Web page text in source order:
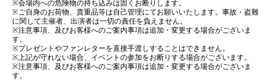
※会場内への危険物の持ち込みは固くお断りします。
※ご自身のお荷物、貴重品等は自己管理にてお願いいたします。事故・盗難
に関して主催者、出演者は一切の責任を負えません。
※注意事項、及びお客様へのご案内事項は追加・変更する場合がございま
す。
※プレゼントやファンレターを直接手渡しすることはできません。
※上記が守れない場合、イベントの参加をお断りする場合がございます。
※注意事項、及びお客様へのご案内事項は追加・変更する場合がございま
す。